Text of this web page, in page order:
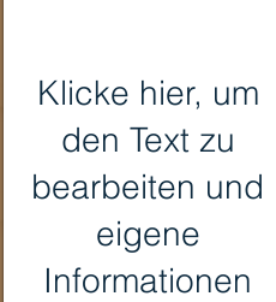
Klicke hier, um
den Text zu
bearbeiten und
eigene
Informationen